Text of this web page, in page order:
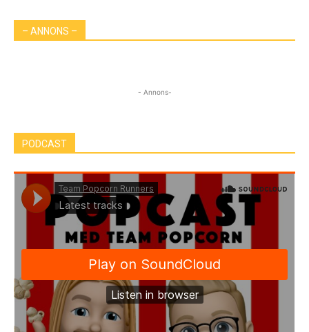
– ANNONS –
- Annons-
PODCAST